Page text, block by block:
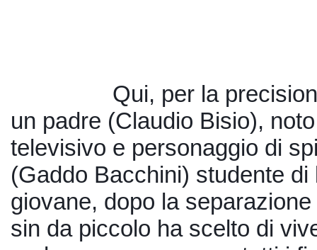
Qui, per la
un padre (Claudio Bisio),
televisivo e personaggio di
(Gaddo Bacchini) studente di
giovane, dopo la
sin da piccolo ha scelto di